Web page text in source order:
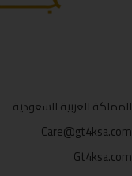
المملكة العربية السعودية
Care@gt4ksa.com
Gt4ksa.com